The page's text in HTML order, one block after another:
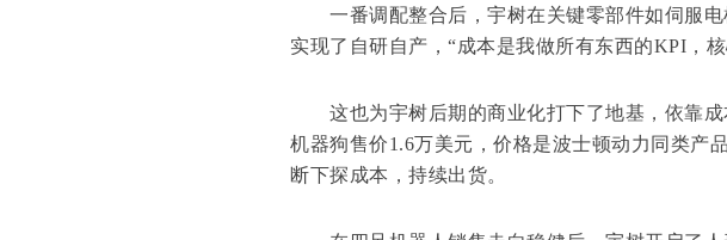
一番调配整合后，宇树在关键零部件如伺服电
实现了自研自产，“成本是我做所有东西的KPI，
这也为宇树后期的商业化打下了地基，依靠成
机器狗售价1.6万美元，价格是波士顿动力同类产
断下探成本，持续出货。